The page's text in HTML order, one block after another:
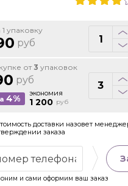
упаковку
руб
от 3 упаковок
руб
4% экономия
1 200 руб
доставки назовет
заказа
и сами оформим ваш заказ